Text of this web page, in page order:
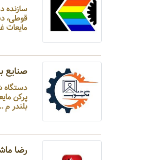
قوطی،
مایعات
صنایع
دستگاه
پرکن
بلندر م
رضا